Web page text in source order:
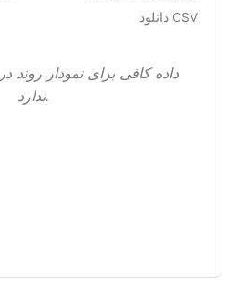
دانلود CSV
داده کافی برای نمودار روند
ندارد.